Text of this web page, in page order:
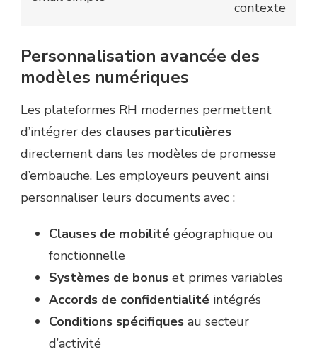
contexte
Personnalisation avancée des
modèles numériques
Les plateformes RH modernes permettent
d’intégrer des clauses particulières
directement dans les modèles de promesse
d’embauche. Les employeurs peuvent ainsi
personnaliser leurs documents avec :
Clauses de mobilité géographique ou
fonctionnelle
Systèmes de bonus et primes variables
Accords de confidentialité intégrés
Conditions spécifiques au secteur
d’activité